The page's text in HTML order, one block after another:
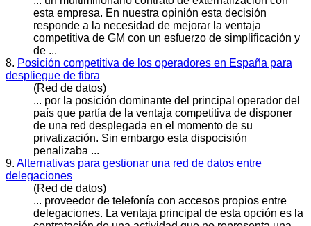
esta empresa. En nuestra opinión esta decisión
responde a la necesidad de mejorar la ventaja
competitiva de GM con un esfuerzo de simplificación y
de ...
8. Posición competitiva de los operadores en España para
despliegue de fibra
(Red de datos)
... por la posición dominante del principal operador del
país que partía de la ventaja competitiva de disponer
de una red desplegada en el momento de su
privatización. Sin embargo esta dispocisión
penalizaba ...
9. Alternativas para gestionar una red de datos entre
delegaciones
(Red de datos)
... proveedor de telefonía con accesos propios entre
delegaciones. La ventaja principal de esta opción es la